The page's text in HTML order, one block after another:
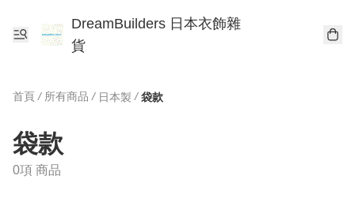
DreamBuilders 日本衣飾雜
貨
首頁 / 所有商品 / 日本製 / 袋款
袋款
0項 商品